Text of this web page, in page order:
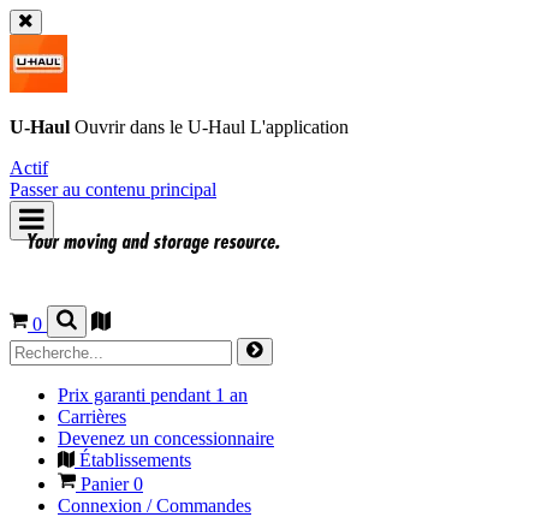
U-Haul Ouvrir dans le U-Haul L'application
Actif
Passer au contenu principal
0
Prix garanti pendant 1 an
Carrières
Devenez un concessionnaire
Établissements
Panier0
Connexion / Commandes